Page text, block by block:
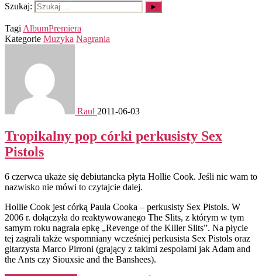
Szukaj:
Tagi AlbumPremiera
Kategorie Muzyka Nagrania
Raul 2011-06-03
Tropikalny pop córki perkusisty Sex
Pistols
6 czerwca ukaże się debiutancka płyta Hollie Cook. Jeśli nic wam to
nazwisko nie mówi to czytajcie dalej.
Hollie Cook jest córką Paula Cooka – perkusisty Sex Pistols. W
2006 r. dołączyła do reaktywowanego The Slits, z którym w tym
samym roku nagrała epkę „Revenge of the Killer Slits”. Na płycie
tej zagrali także wspomniany wcześniej perkusista Sex Pistols oraz
gitarzysta Marco Pirroni (grający z takimi zespołami jak Adam and
the Ants czy Siouxsie and the Banshees).